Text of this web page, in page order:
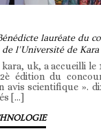
lauréate du
l’Université de Kara
uk, a accueilli le
édition du
avis scientifique ».
[…]